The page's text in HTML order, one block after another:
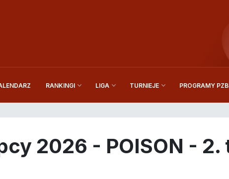
RANKINGI LIGA TURNIEJE PROGRAMY
2026 - POISON -